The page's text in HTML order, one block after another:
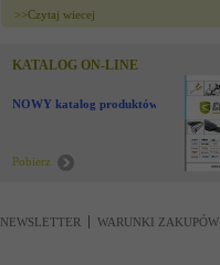
>>Czytaj wiecej
KATALOG ON-LINE
NOWY katalog produktów !
Pobierz
NEWSLETTER WARUNKI ZAKUPÓW